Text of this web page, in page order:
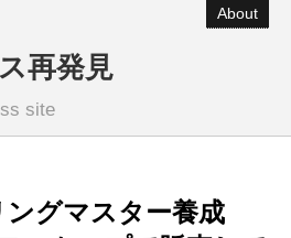
About
再発見
site
グマスター養成